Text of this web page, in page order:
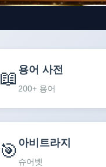
📖 용어 사전
200+ 용어
🎯 아비트라지
슈어벳